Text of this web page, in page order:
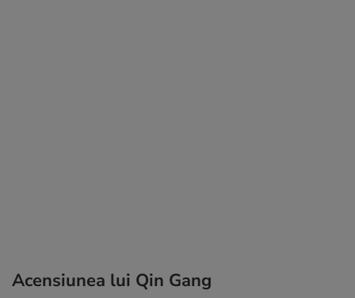
Acensiunea lui Qin Gang